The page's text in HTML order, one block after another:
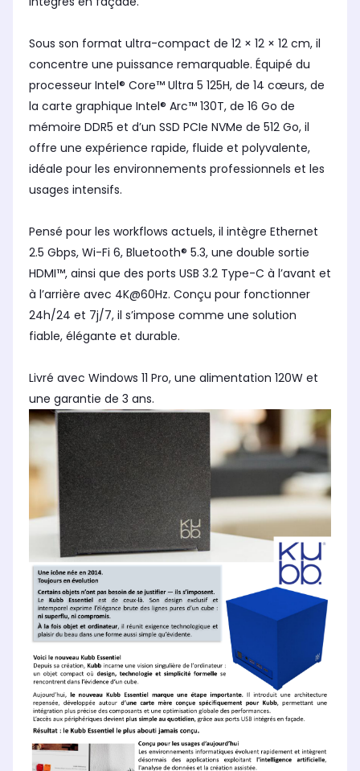
Sous son format ultra-compact de 12 × 12 × 12 cm, il
concentre une puissance remarquable. Équipé du
processeur Intel® Core™ Ultra 5 125H, de 14 cœurs, de
la carte graphique Intel® Arc™ 130T, de 16 Go de
mémoire DDR5 et d’un SSD PCIe NVMe de 512 Go, il
offre une expérience rapide, fluide et polyvalente,
idéale pour les environnements professionnels et les
usages intensifs.
Pensé pour les workflows actuels, il intègre Ethernet
2.5 Gbps, Wi-Fi 6, Bluetooth® 5.3, une double sortie
HDMI™, ainsi que des ports USB 3.2 Type-C à l’avant et
à l’arrière avec 4K@60Hz. Conçu pour fonctionner
24h/24 et 7j/7, il s’impose comme une solution
fiable, élégante et durable.
Livré avec Windows 11 Pro, une alimentation 120W et
une garantie de 3 ans.